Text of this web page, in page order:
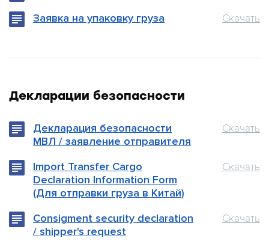
Заявка на упаковку груза Скачать
Декларации безопасности
Декларация безопасности
МВЛ / заявление отправителя
Скачать
Import Transfer Cargo
Declaration Information Form
(Для отправки груза в Китай)
Скачать
Consigment security declaration
/ shipper's request
Скачать